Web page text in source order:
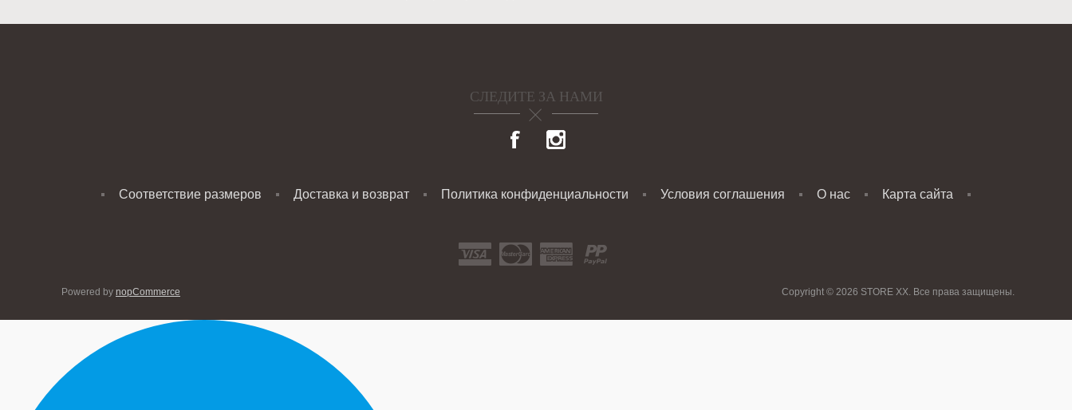
СЛЕДИТЕ ЗА НАМИ
Соответствие размеров Доставка и возврат Политика конфиденциальности Условия соглашения О нас Карта сайта
Powered by nopCommerce Copyright © 2026 STORE XX. Все права защищены.